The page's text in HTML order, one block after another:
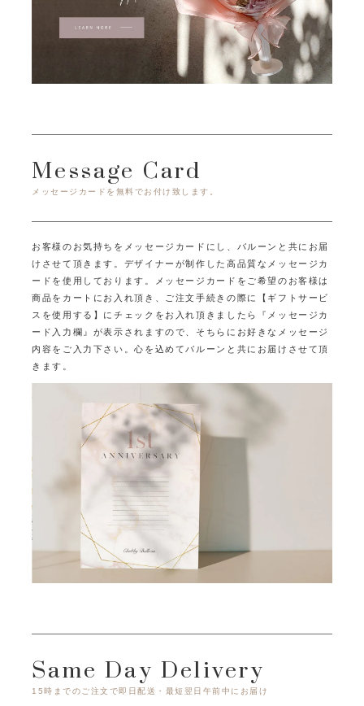
Message Card
メッセージカードを無料でお付け致します。
お客様のお気持ちをメッセージカードにし、バルーンと共にお届
けさせて頂きます。 デザイナーが制作した高品質なメッセージカ
ードを使用しております。
メッセージカードをご希望のお客様は
商品をカートにお入れ頂き、ご注文手続きの際に
【ギフトサービ
スを使用する】にチェックをお入れ頂きましたら
『メッセージカ
ード入力欄』が表示されますので、そちらにお好きなメッセージ
内容をご入力下さい。心を込めてバルーンと共にお届けさせて頂
きます。
Same Day Delivery
15時までのご注文で即日配送・最短翌日午前中にお届け